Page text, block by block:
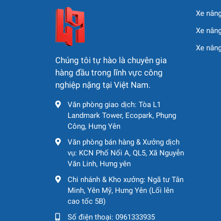
4. ĐỘNG CƠ & HỆ
Loại động cơ:
Tiêu chuẩn khí thải:
Công suất cực đại:276 kW @ 1900 rpm
Mô-men xoắn cực đại:
5. KHẢ NĂNG VẬN
Tốc độ tối đa:
Bán kính quay tối thiểu:12 m
Tiêu hao nhiên liệu: ≤ 44 L/100 km
Góc tiếp cận: ≥ 10°
Chúng tôi tự hào là chuyên gia
hàng đầu trong lĩnh vực công
nghiệp nặng tại Việt Nam.
Văn phòng giao dịch: Tòa L1
Landmark Tower, Ecopark, Phụng
Công, Hưng Yên
Văn phòng bán hàng & Xưởng dịch
vụ: KCN Phố Nối A, QL5, Xã Nguyễn
Văn Linh, Hưng yên
Chi nhánh & Kho xưởng: Ngã tư Tân
Minh, Yên Mỹ, Hưng Yên (Lối lên
cao tốc 5B)
Số điện thoại: 0961333935
Xe
Xe
Xe